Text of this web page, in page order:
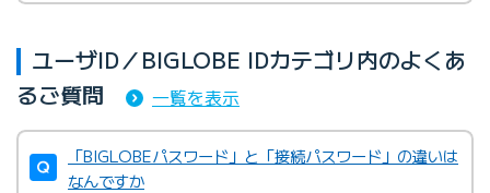
ユーザID／BIGLOBE IDカテゴリ内のよくあ
るご質問
一覧を表示
「BIGLOBEパスワード」と「接続パスワード」の違いは
なんですか